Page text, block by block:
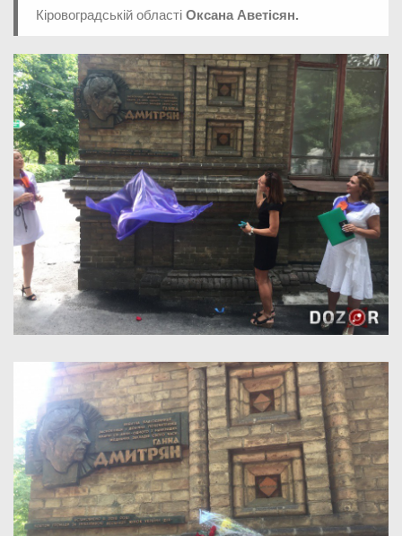
Кіровоградській області Оксана Аветісян.